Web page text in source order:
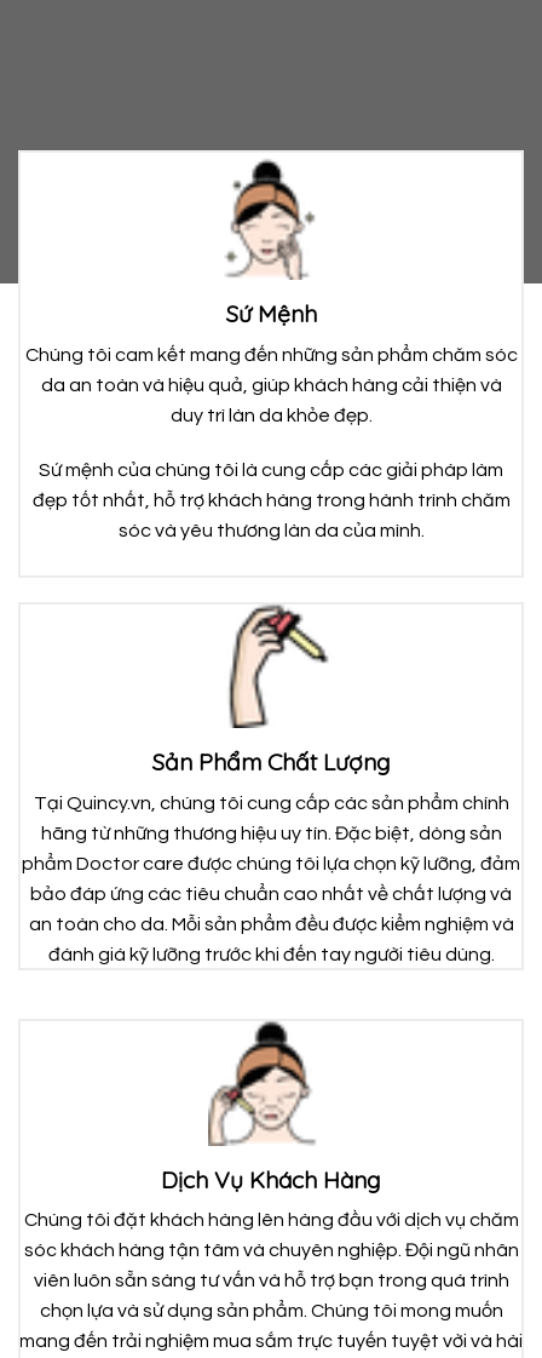
Sứ Mệnh
Chúng tôi cam kết mang đến những sản phẩm chăm sóc
da an toàn và hiệu quả, giúp khách hàng cải thiện và
duy trì làn da khỏe đẹp.
Sứ mệnh của chúng tôi là cung cấp các giải pháp làm
đẹp tốt nhất, hỗ trợ khách hàng trong hành trình chăm
sóc và yêu thương làn da của mình.
Sản Phẩm Chất Lượng
Tại Quincy.vn, chúng tôi cung cấp các sản phẩm chính
hãng từ những thương hiệu uy tín. Đặc biệt, dòng sản
phẩm Doctor care được chúng tôi lựa chọn kỹ lưỡng, đảm
bảo đáp ứng các tiêu chuẩn cao nhất về chất lượng và
an toàn cho da. Mỗi sản phẩm đều được kiểm nghiệm và
đánh giá kỹ lưỡng trước khi đến tay người tiêu dùng.
Dịch Vụ Khách Hàng
Chúng tôi đặt khách hàng lên hàng đầu với dịch vụ chăm
sóc khách hàng tận tâm và chuyên nghiệp. Đội ngũ nhân
viên luôn sẵn sàng tư vấn và hỗ trợ bạn trong quá trình
chọn lựa và sử dụng sản phẩm. Chúng tôi mong muốn
mang đến trải nghiệm mua sắm trực tuyến tuyệt vời và hài